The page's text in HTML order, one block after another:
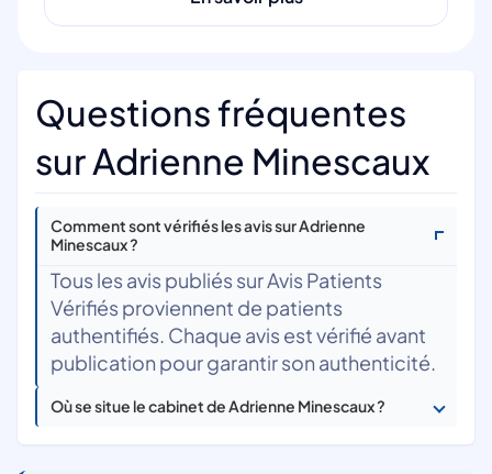
Questions fréquentes
sur Adrienne Minescaux
Comment sont vérifiés les avis sur Adrienne
Minescaux ?
Tous les avis publiés sur Avis Patients
Vérifiés proviennent de patients
authentifiés. Chaque avis est vérifié avant
publication pour garantir son authenticité.
Où se situe le cabinet de Adrienne Minescaux ?